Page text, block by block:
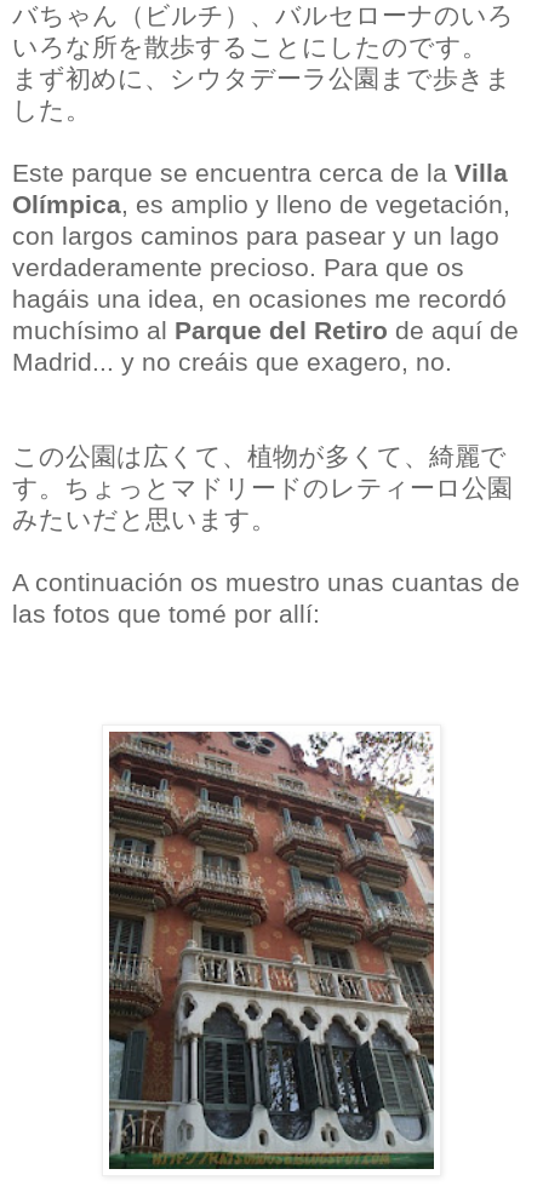
バちゃん（ビルチ）、バルセローナのいろ
いろな所を散歩することにしたのです。
まず初めに、シウタデーラ公園まで歩きま
した。
Este parque se encuentra cerca de la Villa
Olímpica, es amplio y lleno de vegetación,
con largos caminos para pasear y un lago
verdaderamente precioso. Para que os
hagáis una idea, en ocasiones me recordó
muchísimo al Parque del Retiro de aquí de
Madrid... y no creáis que exagero, no.
この公園は広くて、植物が多くて、綺麗で
す。ちょっとマドリードのレティーロ公園
みたいだと思います。
A continuación os muestro unas cuantas de
las fotos que tomé por allí: